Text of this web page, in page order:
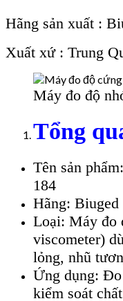
Hãng sản xuất :
Xuất xứ : Trung
Máy đo độ
Tổng
Tên sản
184
Hãng: Biuged
Loại: Máy đo
viscometer)
lỏng, nhũ
Ứng dụng:
kiểm soát